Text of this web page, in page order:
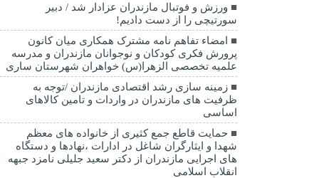
ورزش و فوتبال مازندران عزادار شد / دبیر
سورتیچی را از دست دادیم!
امضاء تفاهم نامه مشترک همکاری میان کانون
پرورش فکری کودکان و نوجوانان مازندران و مدرسه
علمیه تخصصی الزهرا(س) خواهران شهرستان ساری
زمینه سازی رشد اقتصادی مازندران /توجه به
ظرفیت های مازندران در واردات و تامین کالاهای
اساسی
حمایت قاطع جمع کثیری از خانواده های معظم
شهدا و ایثارگران شاغل در ادارات ،نهادها و دستگاه
های اجرایی مازندران از دکتر سعید جلیلی نامزد جبهه
انقلاب اسلامی